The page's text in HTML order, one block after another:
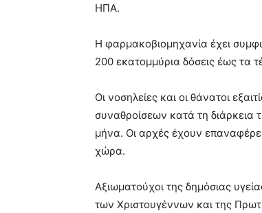
ΗΠΑ.
Η φαρμακοβιομηχανία έχει
200 εκατομμύρια δόσεις έως τα
Οι νοσηλείες και οι θάνατοι
συναθροίσεων κατά τη
μήνα. Οι αρχές έχουν
χώρα.
Αξιωματούχοι της δημόσιας
των Χριστουγέννων και της